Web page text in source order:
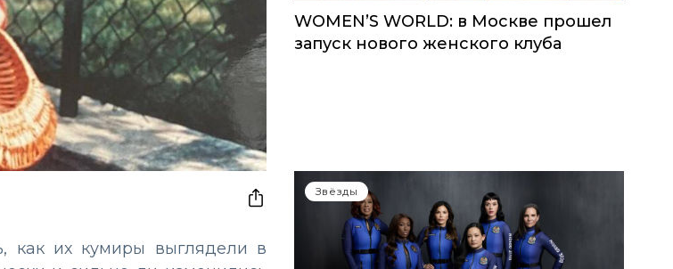
как их кумиры выглядели в
WOMEN’S WORLD: в Москве прошел
запуск нового женского клуба
Звёзды